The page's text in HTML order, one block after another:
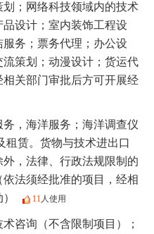
；网络科技领域内的技术
设计；室内装饰工程设
务；票务代理；办公设
策划；动漫设计；货运代
关部门审批后方可开展经
，海洋服务；海洋调查仪
租赁。货物与技术进出口
外，法律、行政法规限制的
法须经批准的项目，经相
11人使用
咨询（不含限制项目）；